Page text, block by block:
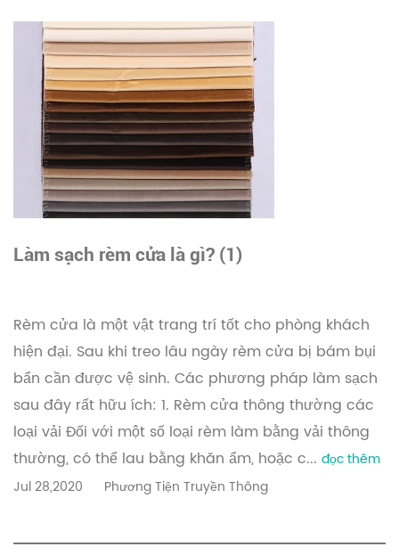
Làm sạch rèm cửa là gì? (1)
Rèm cửa là một vật trang trí tốt cho phòng khách
hiện đại. Sau khi treo lâu ngày rèm cửa bị bám bụi
bẩn cần được vệ sinh. Các phương pháp làm sạch
sau đây rất hữu ích: 1. Rèm cửa thông thường các
loại vải Đối với một số loại rèm làm bằng vải thông
thường, có thể lau bằng khăn ẩm, hoặc c... đọc thêm
Jul 28,2020
Phương Tiện Truyền Thông